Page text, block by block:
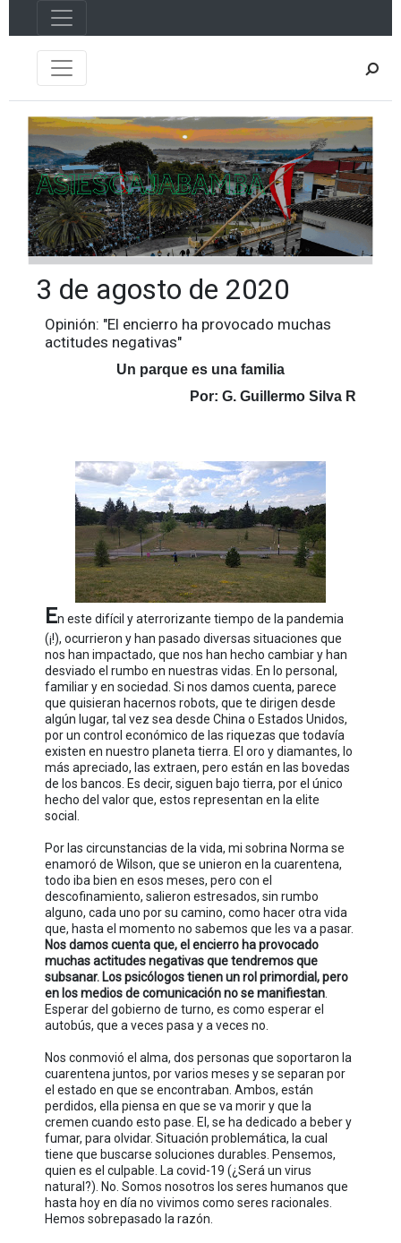
3 de agosto de 2020
Opinión: "El encierro ha provocado muchas
actitudes negativas"
Un parque es una familia
Por: G. Guillermo Silva R
En este difícil y aterrorizante tiempo de la pandemia
(¡!), ocurrieron y han pasado diversas situaciones que
nos han impactado, que nos han hecho cambiar y han
desviado el rumbo en nuestras vidas. En lo personal,
familiar y en sociedad. Si nos damos cuenta, parece
que quisieran hacernos robots, que te dirigen desde
algún lugar, tal vez sea desde China o Estados Unidos,
por un control económico de las riquezas que todavía
existen en nuestro planeta tierra. El oro y diamantes, lo
más apreciado, las extraen, pero están en las bovedas
de los bancos. Es decir, siguen bajo tierra, por el único
hecho del valor que, estos representan en la elite
social.
Por las circunstancias de la vida, mi sobrina Norma se
enamoró de Wilson, que se unieron en la cuarentena,
todo iba bien en esos meses, pero con el
descofinamiento, salieron estresados, sin rumbo
alguno, cada uno por su camino, como hacer otra vida
que, hasta el momento no sabemos que les va a pasar.
Nos damos cuenta que, el encierro ha provocado
muchas actitudes negativas que tendremos que
subsanar. Los psicólogos tienen un rol primordial, pero
en los medios de comunicación no se manifiestan
Esperar del gobierno de turno, es como esperar el
autobús, que a veces pasa y a veces no.
Nos conmovió el alma, dos personas que soportaron la
cuarentena juntos, por varios meses y se separan por
el estado en que se encontraban. Ambos, están
perdidos, ella piensa en que se va morir y que la
cremen cuando esto pase. El, se ha dedicado a beber y
fumar, para olvidar. Situación problemática, la cual
tiene que buscarse soluciones durables. Pensemos,
quien es el culpable. La covid-19 (¿Será un virus
natural?). No. Somos nosotros los seres humanos que
hasta hoy en día no vivimos como seres racionales.
Hemos sobrepasado la razón.